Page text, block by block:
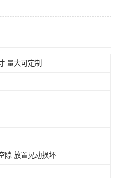
量大可定制
隙 放置晃动损坏